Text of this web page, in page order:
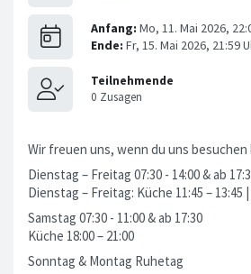
Wir freuen uns, wenn du uns besuchen
Dienstag – Freitag 07:30 - 14:00 & ab
Dienstag – Freitag: Küche 11:45 – 13:45 |
Samstag 07:30 - 11:00 & ab 17:30
Küche 18:00 – 21:00
Sonntag & Montag Ruhetag